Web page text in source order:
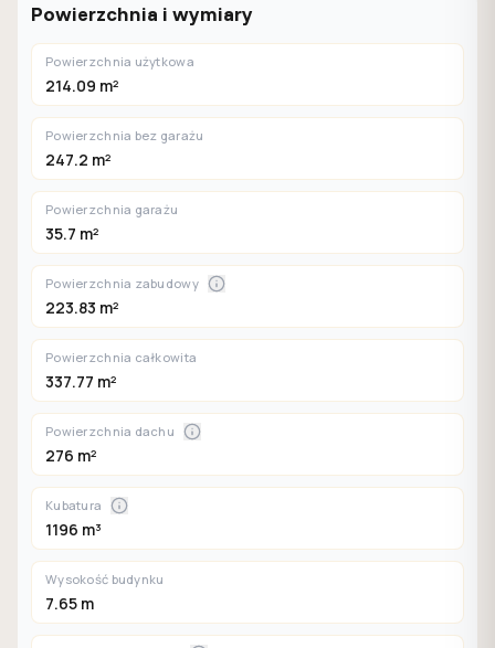
Powierzchnia i wymiary
Powierzchnia użytkowa
214.09 m²
Powierzchnia bez garażu
247.2 m²
Powierzchnia garażu
35.7 m²
Powierzchnia zabudowy
223.83 m²
Powierzchnia całkowita
337.77 m²
Powierzchnia dachu
276 m²
Kubatura
1196 m³
Wysokość budynku
7.65 m